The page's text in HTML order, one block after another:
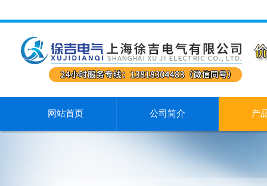
网站首页 公司简介 产